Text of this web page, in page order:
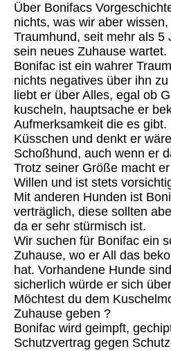
Über Bonifacs
nichts, was wir aber
Traumhund, seit mehr als 5
sein neues Zuhause wartet.
Bonifac ist ein wahrer
nichts negatives über ihn
liebt er über Alles, egal ob
kuscheln, hauptsache er
Aufmerksamkeit die es gibt.
Küsschen und denkt er
Schoßhund, auch wenn er
Trotz seiner Größe macht
Willen und ist stets
Mit anderen Hunden ist
verträglich, diese sollten
da er sehr stürmisch ist.
Wir suchen für Bonifac ein
Zuhause, wo er All das
hat. Vorhandene Hunde
sicherlich würde er sich
Möchtest du dem
Zuhause geben ?
Bonifac wird geimpft,
Schutzvertrag gegen